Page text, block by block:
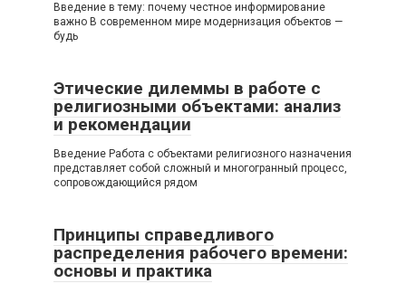
Введение в тему: почему честное информирование
важно В современном мире модернизация объектов —
будь
Этические дилеммы в работе с
религиозными объектами: анализ
и рекомендации
Введение Работа с объектами религиозного назначения
представляет собой сложный и многогранный процесс,
сопровождающийся рядом
Принципы справедливого
распределения рабочего времени:
основы и практика